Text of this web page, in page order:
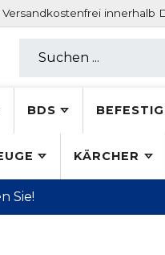
Versandkostenfrei innerhalb
BDS
KÄRCHER
Sie!